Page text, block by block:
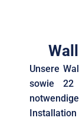
Unsere
sowie 22